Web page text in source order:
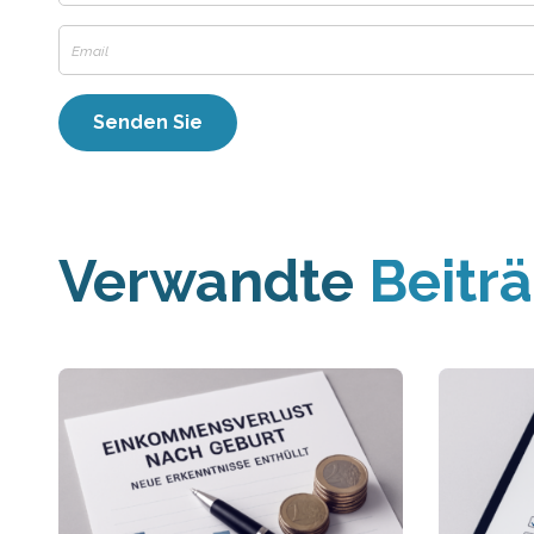
Verwandte